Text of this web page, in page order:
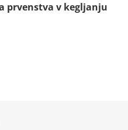
prvenstva v kegljanju